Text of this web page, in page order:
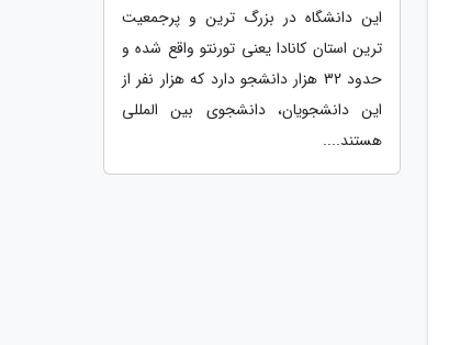
این دانشگاه در بزرگ ترین و پرجمعیت
ترین استان کانادا یعنی تورنتو واقع شده و
حدود 32 هزار دانشجو دارد که هزار نفر از
این دانشجویان، دانشجوی بین المللی
هستند....